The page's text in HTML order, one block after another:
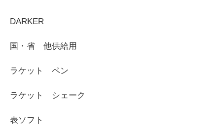
DARKER
国・省 他供給用
ラケット ペン
ラケット シェーク
表ソフト